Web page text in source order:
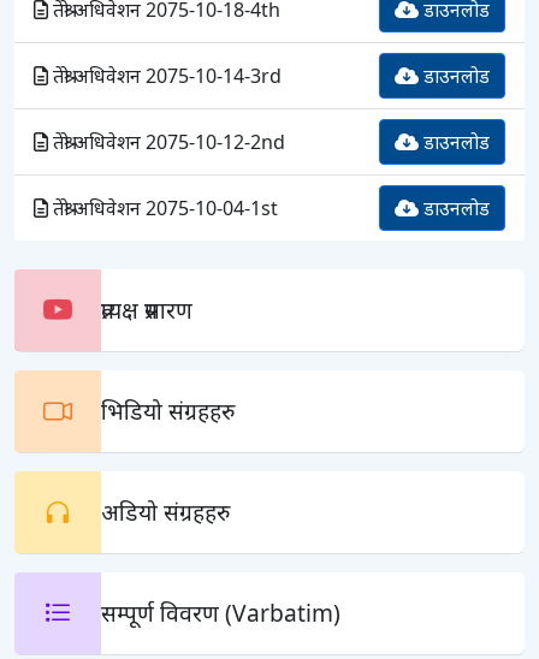
तेश्रो अधिवेशन 2075-10-18-4th डाउनलोड
तेश्रो अधिवेशन 2075-10-14-3rd डाउनलोड
तेश्रो अधिवेशन 2075-10-12-2nd डाउनलोड
तेश्रो अधिवेशन 2075-10-04-1st डाउनलोड
प्रत्यक्ष प्रसारण
भिडियो संग्रहहरु
अडियो संग्रहहरु
सम्पूर्ण विवरण (Varbatim)